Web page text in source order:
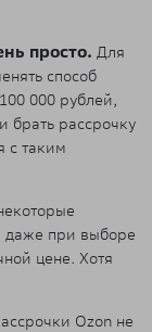
просто. Для
способ
000 рублей,
брать рассрочку
с таким
даже при выборе
цене. Хотя
Ozon не